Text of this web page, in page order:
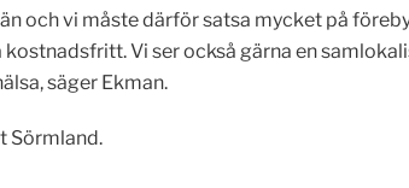
och vi måste därför satsa mycket på
Vi ser också gärna en
säger Ekman.
Sörmland.